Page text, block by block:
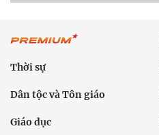
Thời sự
Dân tộc và Tôn giáo
Giáo dục